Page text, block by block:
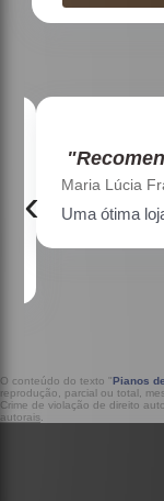
Maria Lúcia
Uma ótima
‹
O conteúdo do texto "Pianos
reprodução, parcial ou total,
Crime de violação de direito
autorais